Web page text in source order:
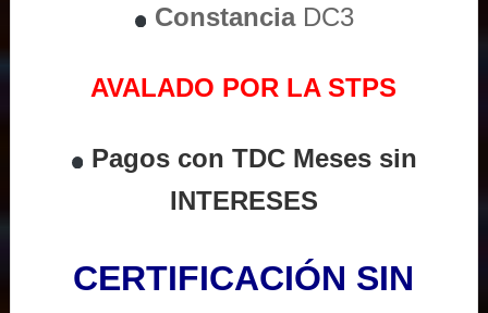
ConstanciaDC3
AVALADO POR LA STPS
Pagos con TDC Meses sin
INTERESES
CERTIFICACIÓN SIN